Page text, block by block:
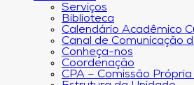
Serviços
Biblioteca
Calendário Acadêmico
Canal de Comunicação
Conheça-nos
Coordenação
CPA – Comissão